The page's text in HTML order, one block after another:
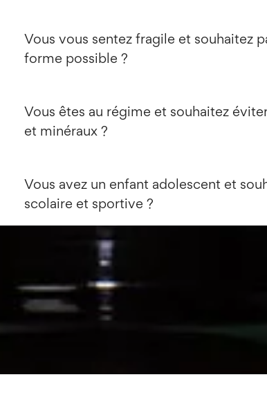
Vous vous sentez fragile et souhaitez
forme possible ?
Vous êtes au régime et souhaitez
et minéraux ?
Vous avez un enfant adolescent et
scolaire et sportive ?